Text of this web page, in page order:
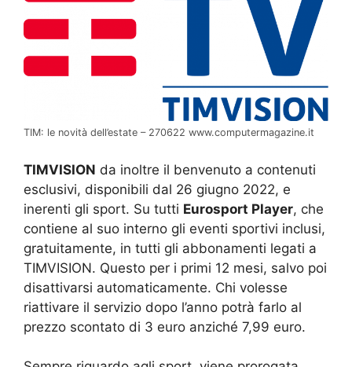
TIM: le novità dell’estate – 270622 www.computermagazine.it
TIMVISION da inoltre il benvenuto a contenuti
esclusivi, disponibili dal 26 giugno 2022, e
inerenti gli sport. Su tutti Eurosport Player, che
contiene al suo interno gli eventi sportivi inclusi,
gratuitamente, in tutti gli abbonamenti legati a
TIMVISION. Questo per i primi 12 mesi, salvo poi
disattivarsi automaticamente. Chi volesse
riattivare il servizio dopo l’anno potrà farlo al
prezzo scontato di 3 euro anziché 7,99 euro.